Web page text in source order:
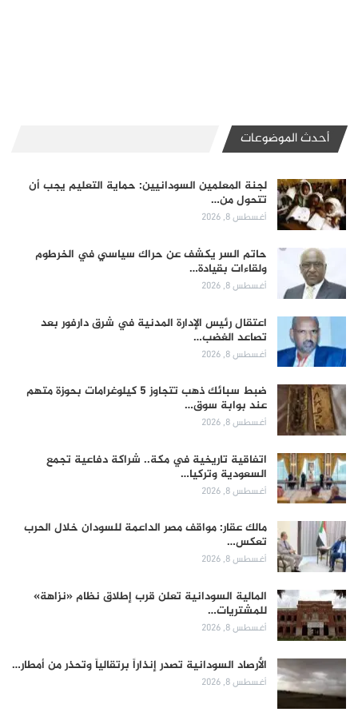
أحدث الموضوعات
لجنة المعلمين السودانيين: حماية التعليم يجب أن
تتحول من…
أغسطس 8, 2026
حاتم السر يكشف عن حراك سياسي في الخرطوم
ولقاءات بقيادة…
أغسطس 8, 2026
اعتقال رئيس الإدارة المدنية في شرق دارفور بعد
تصاعد الغضب…
أغسطس 8, 2026
ضبط سبائك ذهب تتجاوز 5 كيلوغرامات بحوزة متهم
عند بوابة سوق…
أغسطس 8, 2026
اتفاقية تاريخية في مكة.. شراكة دفاعية تجمع
السعودية وتركيا…
أغسطس 8, 2026
مالك عقار: مواقف مصر الداعمة للسودان خلال الحرب
تعكس…
أغسطس 8, 2026
المالية السودانية تعلن قرب إطلاق نظام «نزاهة»
للمشتريات…
أغسطس 8, 2026
الأرصاد السودانية تصدر إنذاراً برتقالياً وتحذر من أمطار…
أغسطس 8, 2026